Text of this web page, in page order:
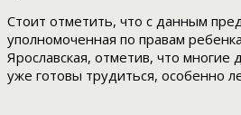
Стоит отметить, что с данным
уполномоченная по правам
Ярославская, отметив, что многие
уже готовы трудиться, особенно